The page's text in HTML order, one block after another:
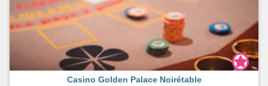
Casino Golden Palace Noirétable